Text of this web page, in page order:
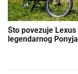
Što povezuje Lexus
legendarnog